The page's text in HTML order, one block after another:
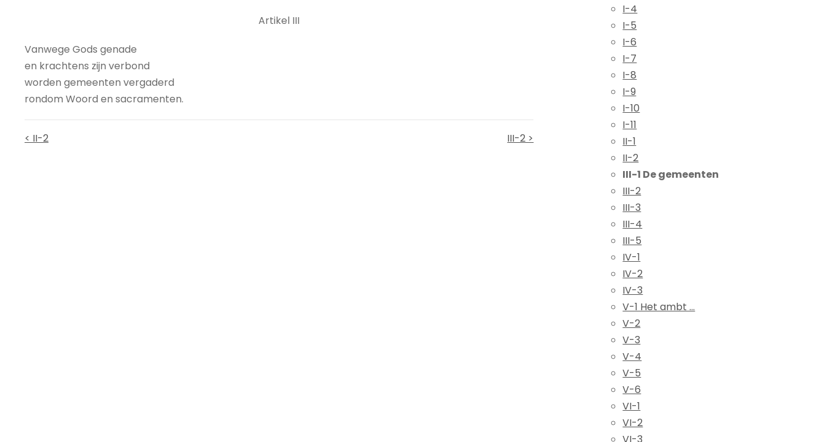
Artikel III
Vanwege Gods genade
en krachtens zijn verbond
worden gemeenten vergaderd
rondom Woord en sacramenten.
< II-2 III-2 >
I-4
I-5
I-6
I-7
I-8
I-9
I-10
I-11
II-1
II-2
III-1 De gemeenten
III-2
III-3
III-4
III-5
IV-1
IV-2
IV-3
V-1 Het ambt ...
V-2
V-3
V-4
V-5
V-6
VI-1
VI-2